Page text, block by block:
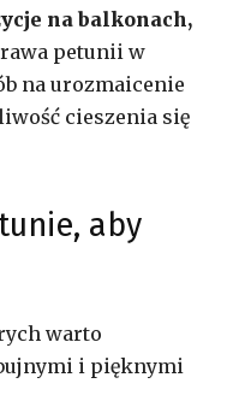
na balkonach,
petunii w
na urozmaicenie
cieszenia się
aby
warto
i pięknymi